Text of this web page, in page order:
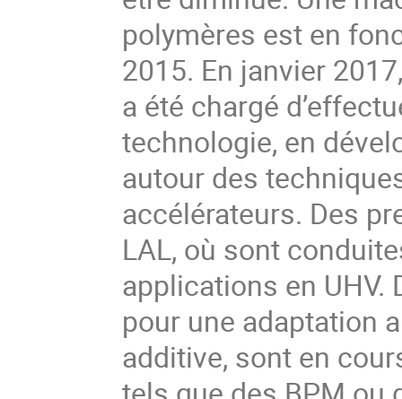
polymères est en
2015. En janvier
a été chargé
technologie, en
autour des
accélérateurs. Des
LAL, où sont
applications en
pour une adaptation
additive, sont en